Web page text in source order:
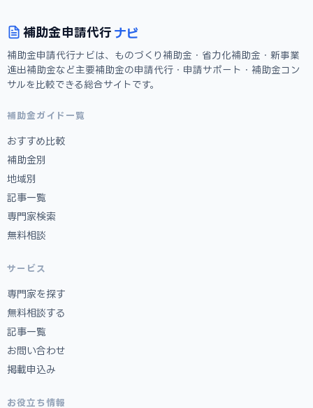
補助金申請代行 ナビ
補助金申請代行ナビは、ものづくり補助金・省力化補助金・新事業
進出補助金など主要補助金の申請代行・申請サポート・補助金コン
サルを比較できる総合サイトです。
補助金ガイド一覧
おすすめ比較
補助金別
地域別
記事一覧
専門家検索
無料相談
サービス
専門家を探す
無料相談する
記事一覧
お問い合わせ
掲載申込み
お役立ち情報